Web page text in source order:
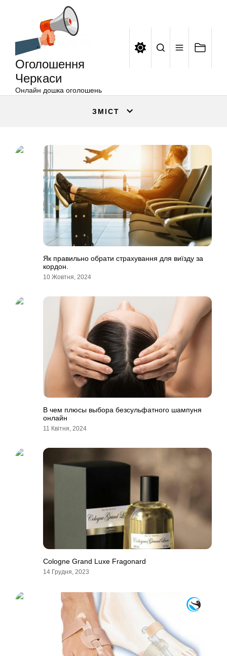
Оголошення
Черкаси
Онлайн дошка оголошень
ЗМІСТ
Як правильно обрати страхування для виїзду за
кордон.
10 Жовтня, 2024
В чем плюсы выбора безсульфатного шампуня
онлайн
11 Квітня, 2024
Cologne Grand Luxe Fragonard
14 Грудня, 2023